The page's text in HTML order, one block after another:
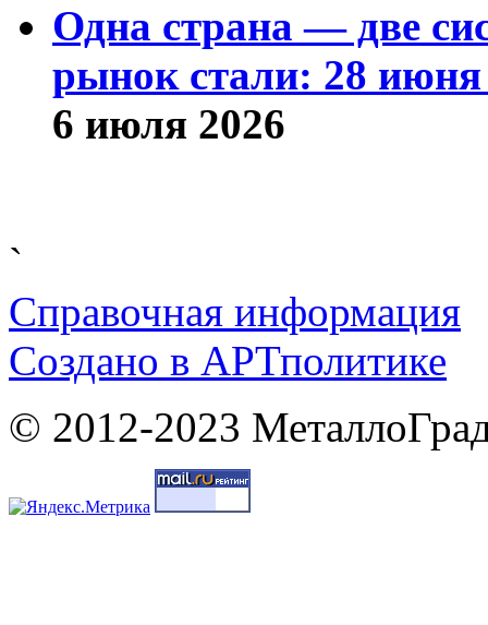
Одна страна — две
рынок стали: 28
6 июля 2026
`
Справочная информация
Cоздано в АРТполитике
© 2012-2023